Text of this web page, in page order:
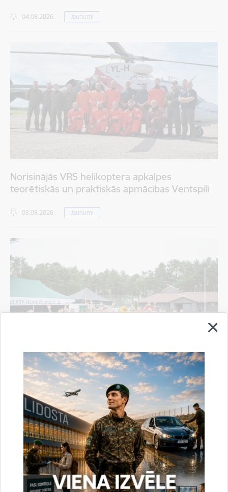
04.08.2026. Jaunumi
Norisinājās VRS helikoptera apkalpes
teorētiskās un praktiskās apmācības Ventspilī
03.08.2026. Jaunumi
Valsts robežsardze aizvada XXII Sporta sezonas
noslēguma sacensības
04.08.2026.